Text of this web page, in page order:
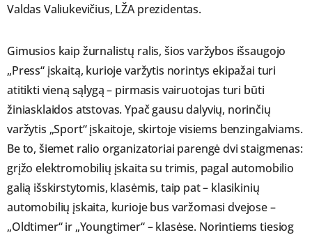
Valdas Valiukevičius, LŽA prezidentas.
Gimusios kaip žurnalistų ralis, šios varžybos išsaugojo
„Press“ įskaitą, kurioje varžytis norintys ekipažai turi
atitikti vieną sąlygą – pirmasis vairuotojas turi būti
žiniasklaidos atstovas. Ypač gausu dalyvių, norinčių
varžytis „Sport“ įskaitoje, skirtoje visiems benzingalviams.
Be to, šiemet ralio organizatoriai parengė dvi staigmenas:
grįžo elektromobilių įskaita su trimis, pagal automobilio
galią išskirstytomis, klasėmis, taip pat – klasikinių
automobilių įskaita, kurioje bus varžomasi dvejose –
„Oldtimer“ ir „Youngtimer“ – klasėse. Norintiems tiesiog